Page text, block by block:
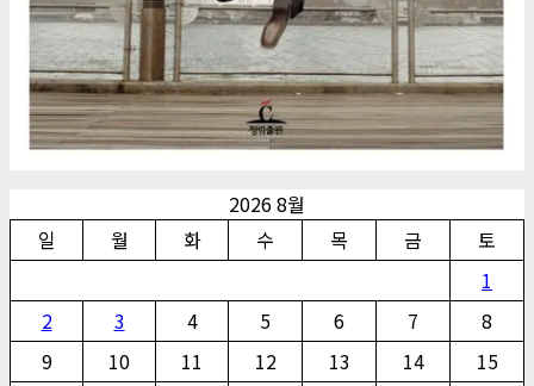
2026 8월
일
월 화 수 목 금
토
1
2
3 4 5 6 7
8
9
10 11 12 13 14
15